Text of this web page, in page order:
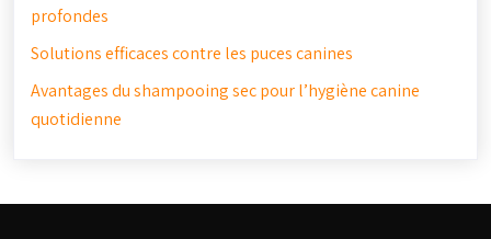
profondes
Solutions efficaces contre les puces canines
Avantages du shampooing sec pour l’hygiène canine
quotidienne